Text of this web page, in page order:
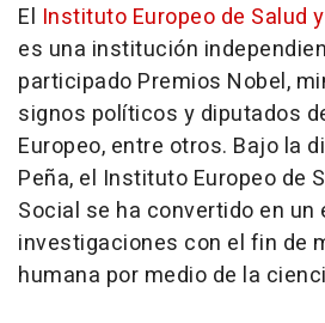
El Instituto Europeo de Salud
es una institución
participado Premios Nobel,
signos políticos y diputados
Europeo, entre otros. Bajo la
Peña, el Instituto Europeo de
Social se ha convertido en un
investigaciones con el fin de
humana por medio de la